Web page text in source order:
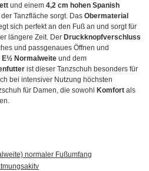
und einem 4,2 cm hohen Spanish
Tanzfläche sorgt. Das Obermaterial
sich perfekt an den Fuß an und sorgt für
längere Zeit. Der Druckknopfverschluss
und passgenaues Öffnen und
E½ Normalweite und dem
ist dieser Tanzschuh besonders für
bei intensiver Nutzung höchsten
für Damen, die sowohl Komfort als
normaler Fußumfang